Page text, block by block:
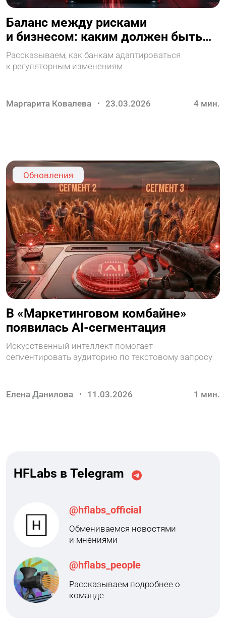
Баланс между рисками
и бизнесом: каким должен быть
AML в 2026 году
Рассказываем, как банкам адаптироваться
к регуляторным изменениям
Маргарита Ковалева 23.03.2026 4мин.
Обновления
В «Маркетинговом комбайне»
появилась AI-сегментация
Искусственный интеллект помогает
сегментировать аудиторию по текстовому запросу
Елена Данилова 11.03.2026 1 мин.
HFLabs в Telegram
@hflabs_official
Обмениваемся новостями
и мнениями
@hflabs_people
Рассказываем подробнее о
команде